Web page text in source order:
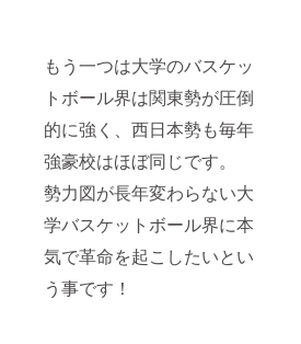
もう一つは大学のバスケッ
トボール界は関東勢が圧倒
的に強く、西日本勢も毎年
強豪校はほぼ同じです。
勢力図が長年変わらない大
学バスケットボール界に本
気で革命を起こしたいとい
う事です！